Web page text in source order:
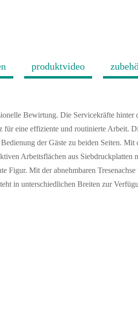
produktvideo
Bewirtung. Die Servicekräfte hinter
für eine effiziente und routinierte Arbeit.
der Gäste zu beiden Seiten. Mit
Arbeitsflächen aus Siebdruckplatten
Figur. Mit der abnehmbaren
in unterschiedlichen Breiten zur